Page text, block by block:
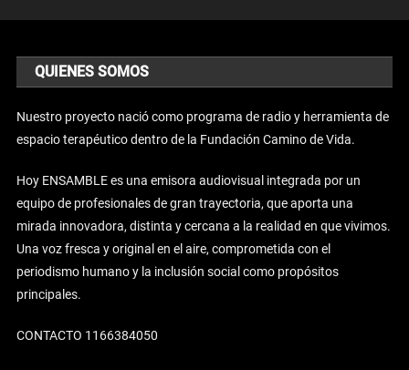
QUIENES SOMOS
Nuestro proyecto nació como programa de radio y herramienta de
espacio terapéutico dentro de la Fundación Camino de Vida.
Hoy ENSAMBLE es una emisora audiovisual integrada por un
equipo de profesionales de gran trayectoria, que aporta una
mirada innovadora, distinta y cercana a la realidad en que vivimos.
Una voz fresca y original en el aire, comprometida con el
periodismo humano y la inclusión social como propósitos
principales.
CONTACTO 1166384050